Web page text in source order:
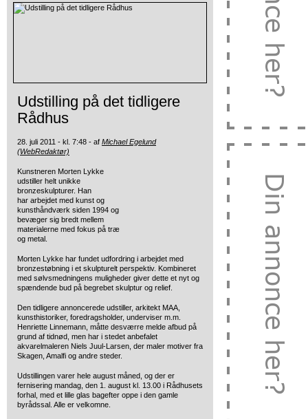
Udstilling på det tidligere
Rådhus
28. juli 2011 - kl. 7:48 - af Michael Egelund
(WebRedaktør)
Kunstneren Morten Lykke
udstiller helt unikke
bronzeskulpturer. Han
har arbejdet med kunst og
kunsthåndværk siden 1994 og
bevæger sig bredt mellem
materialerne med fokus på træ
og metal.
Morten Lykke har fundet udfordring i arbejdet med
bronzestøbning i et skulpturelt perspektiv. Kombineret
med sølvsmedningens muligheder giver dette et nyt og
spændende bud på begrebet skulptur og relief.
Den tidligere annoncerede udstiller, arkitekt MAA,
kunsthistoriker, foredragsholder, underviser m.m.
Henriette Linnemann, måtte desværre melde afbud på
grund af tidnød, men har i stedet anbefalet
akvarelmaleren Niels Juul-Larsen, der maler motiver fra
Skagen, Amalfi og andre steder.
Udstillingen varer hele august måned, og der er
fernisering mandag, den 1. august kl. 13.00 i Rådhusets
forhal, med et lille glas bagefter oppe i den gamle
byrådssal. Alle er velkomne.